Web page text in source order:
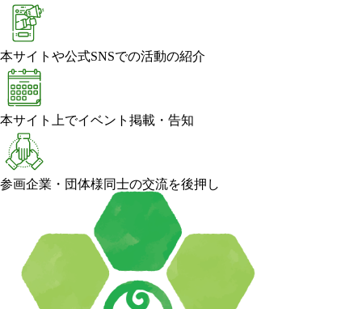
本サイトや公式SNSでの活動の紹介
本サイト上でイベント掲載・告知
参画企業・団体様同士の交流を後押し